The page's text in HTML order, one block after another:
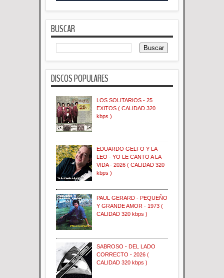
BUSCAR
DISCOS POPULARES
LOS SOLITARIOS - 25
EXITOS ( CALIDAD 320
kbps )
EDUARDO GELFO Y LA
LEO - YO LE CANTO A LA
VIDA - 2026 ( CALIDAD 320
kbps )
PAUL GERARD - PEQUEÑO
Y GRANDE AMOR - 1973 (
CALIDAD 320 kbps )
SABROSO - DEL LADO
CORRECTO - 2026 (
CALIDAD 320 kbps )